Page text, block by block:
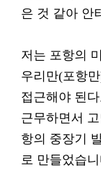
은 것 같아 안
저는 포항의
우리만(포항
접근해야 된
근무하면서
항의 중장기
로 만들었습